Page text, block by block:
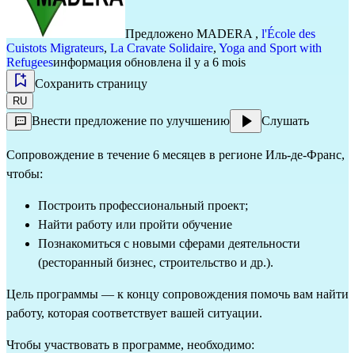
Предложено MADERA , l'École des
Cuistots Migrateurs, La Cravate Solidaire, Yoga and Sport with
Refugeesинформация обновлена il y a 6 mois
Сохранить страницу
RU
Внести предложение по улучшению Слушать
Сопровождение в течение 6 месяцев в регионе Иль-де-Франс,
чтобы:
Построить профессиональный проект;
Найти работу или пройти обучение
Познакомиться с новыми сферами деятельности
(ресторанный бизнес, строительство и др.).
Цель программы — к концу сопровождения помочь вам найти
работу, которая соответствует вашей ситуации.
Чтобы участвовать в программе, необходимо: